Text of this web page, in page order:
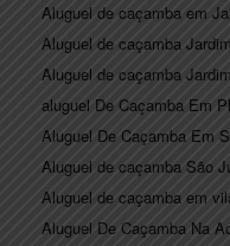
Aluguel de caçamba em
Aluguel de caçamba
Aluguel de caçamba
aluguel De Caçamba Em
Aluguel De Caçamba Em
Aluguel de caçamba São
Aluguel de caçamba em
Aluguel De Caçamba Na